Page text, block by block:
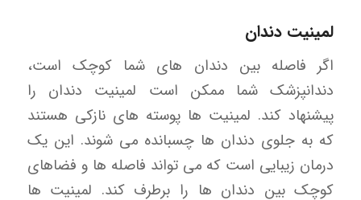
لمینیت دندان
اگر فاصله بین دندان های شما کوچک است،
دندانپزشک شما ممکن است لمینیت دندان را
پیشنهاد کند. لمینیت ها پوسته های نازکی هستند
که به جلوی دندان ها چسبانده می شوند. این یک
درمان زیبایی است که می تواند فاصله ها و فضاهای
کوچک بین دندان ها را برطرف کند. لمینیت ها